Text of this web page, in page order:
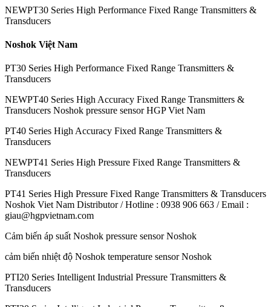
NEWPT30 Series High Performance Fixed Range Transmitters &
Transducers
Noshok Việt Nam
PT30 Series High Performance Fixed Range Transmitters &
Transducers
NEWPT40 Series High Accuracy Fixed Range Transmitters &
Transducers Noshok pressure sensor HGP Viet Nam
PT40 Series High Accuracy Fixed Range Transmitters &
Transducers
NEWPT41 Series High Pressure Fixed Range Transmitters &
Transducers
PT41 Series High Pressure Fixed Range Transmitters & Transducers
Noshok Viet Nam Distributor / Hotline : 0938 906 663 / Email :
giau@hgpvietnam.com
Cảm biến áp suất Noshok pressure sensor Noshok
cảm biến nhiệt độ Noshok temperature sensor Noshok
PTI20 Series Intelligent Industrial Pressure Transmitters &
Transducers